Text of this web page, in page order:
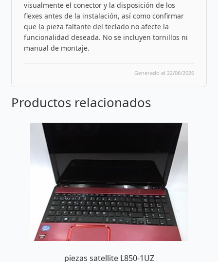
visualmente el conector y la disposición de los
flexes antes de la instalación, así como confirmar
que la pieza faltante del teclado no afecte la
funcionalidad deseada. No se incluyen tornillos ni
manual de montaje.
Generado el 22/06/2026
Productos relacionados
piezas satellite L850-1UZ